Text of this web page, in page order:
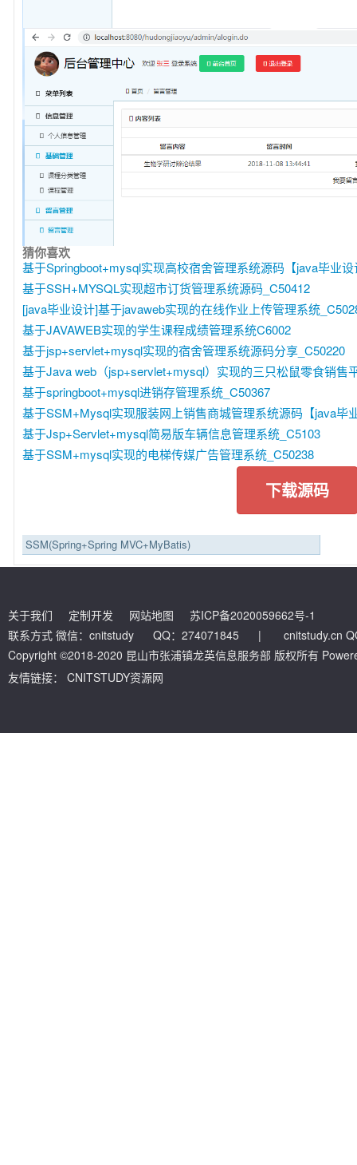
猜你喜欢
基于Springboot+mysql实现高校宿舍管理系统源码【java毕业
基于SSH+MYSQL实现超市订货管理系统源码_C50412
[java毕业设计]基于javaweb实现的在线作业上传管理系统
基于JAVAWEB实现的学生课程成绩管理系统C6002
基于jsp+servlet+mysql实现的宿舍管理系统源码分享_C50220
基于Java web（jsp+servlet+mysql）实现的三只松鼠零食销售
基于springboot+mysql进销存管理系统_C50367
基于SSM+Mysql实现服装网上销售商城管理系统源码【java毕
基于Jsp+Servlet+mysql简易版车辆信息管理系统_C5103
基于SSM+mysql实现的电梯传媒广告管理系统_C50238
下载源码
SSM(Spring+Spring MVC+MyBatis)
关于我们 定制开发 网站地图
苏ICP备2020059662号-1
联系方式 微信：cnitstudy QQ：274071845
|
cnitstudy.cn
Copyright ©2018-2020 昆山市张浦镇龙英信息服务部 版权所有
友情链接：
CNITSTUDY资源网